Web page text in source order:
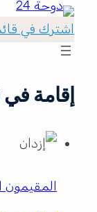
اشترك في
إقامة
المقيمون